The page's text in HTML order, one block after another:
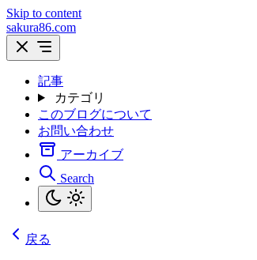
Skip to content
sakura86.com
記事
カテゴリ
このブログについて
お問い合わせ
アーカイブ
Search
戻る